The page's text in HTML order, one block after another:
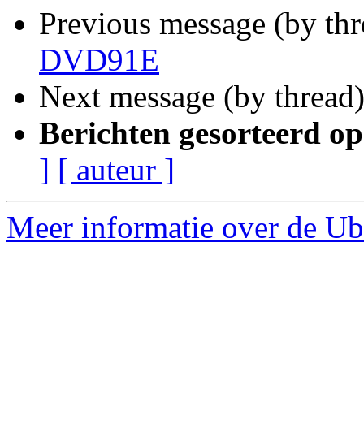
Previous message (by
DVD91E
Next message (by
Berichten gesorteerd
] [ auteur ]
Meer informatie over de